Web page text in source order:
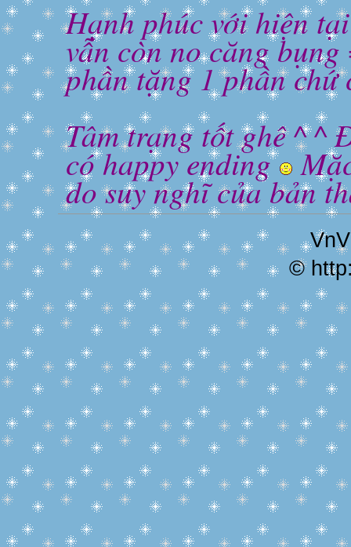
Hạnh phúc với hiện
vẫn còn no căng
phần tặng 1 phần
Tâm trạng tốt ghê ^ ^
có happy ending
do suy nghĩ của bản
©